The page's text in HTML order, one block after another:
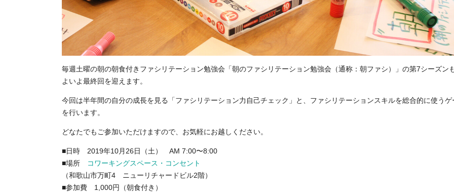
毎週土曜の朝の朝食付きファシリテーション勉強会「朝のファシリテーション勉強会（通称：朝ファシ）」の第7シーズン
よいよ最終回を迎えます。
今回は半年間の自分の成長を見る「ファシリテーション力自己チェック」と、ファシリテーションスキルを総合的に使うゲ
を行います。
どなたでもご参加いただけますので、 お気軽にお越しください。
■日時 2019年10月26日（土） AM 7:00〜8:00
■場所
コワーキングスペース・コンセント
（和歌山市万町4 ニューリチャードビル2階）
■参加費 1,000円（朝食付き）